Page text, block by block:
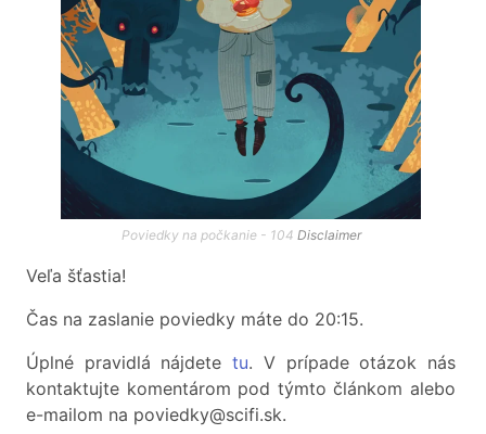
Poviedky na počkanie - 104 Disclaimer
Veľa šťastia!
Čas na zaslanie poviedky máte do 20:15.
Úplné pravidlá nájdetetu. V prípade otázok nás
kontaktujte komentárom pod týmto článkom alebo
e-mailom na poviedky@scifi.sk.